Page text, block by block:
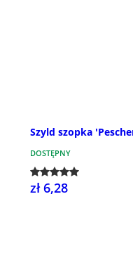
Szyld szopka
DOSTĘPNY
zł 6,28